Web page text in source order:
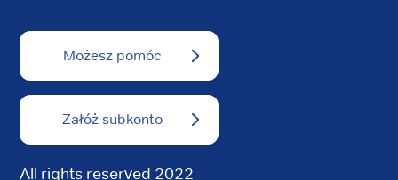
Możesz pomóc
Załóż subkonto
All rights reserved 2022